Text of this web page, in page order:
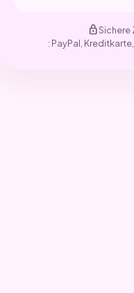
lockSichere
: PayPal,